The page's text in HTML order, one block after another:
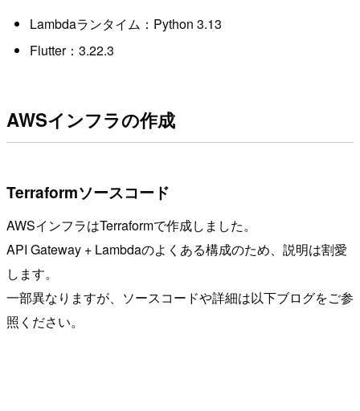
Lambdaランタイム：Python 3.13
Flutter：3.22.3
AWSインフラの作成
Terraformソースコード
AWSインフラはTerraformで作成しました。
API Gateway + Lambdaのよくある構成のため、説明は割愛
します。
一部異なりますが、ソースコードや詳細は以下ブログをご参
照ください。